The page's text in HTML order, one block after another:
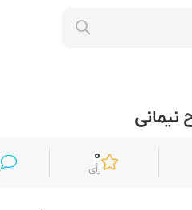
نیمانی
0
رأی